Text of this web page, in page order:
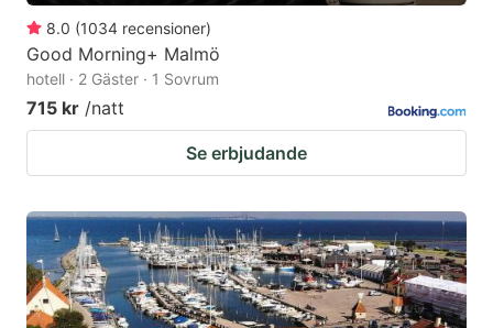
8.0 (1034 recensioner)
Good Morning+ Malmö
hotell · 2 Gäster · 1 Sovrum
715 kr /natt
Se erbjudande